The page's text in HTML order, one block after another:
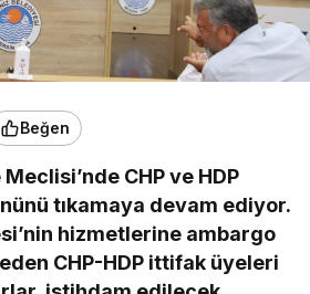
Beğen
CHP ve HDP
tıkamaya devam ediyor.
hizmetlerine ambargo
CHP-HDP ittifak üyeleri